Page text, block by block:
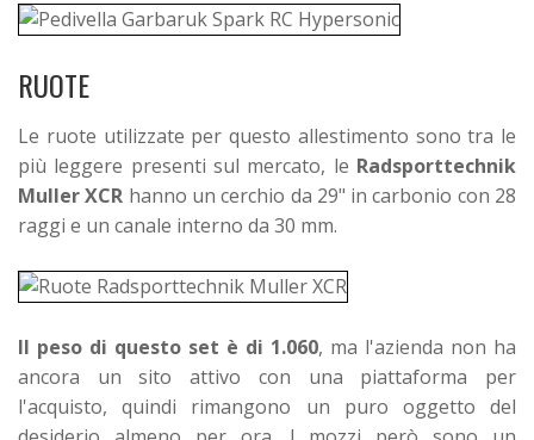
RUOTE
Le ruote utilizzate per questo allestimento sono tra le
più leggere presenti sul mercato, le Radsporttechnik
Muller XCR hanno un cerchio da 29" in carbonio con 28
raggi e un canale interno da 30 mm.
Il peso di questo set è di 1.060, ma l'azienda non ha
ancora un sito attivo con una piattaforma per
l'acquisto, quindi rimangono un puro oggetto del